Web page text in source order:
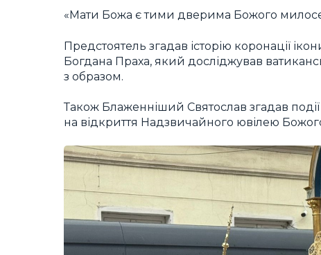
«Мати Божа є тими дверима Божого
Предстоятель згадав історію коронації
Богдана Праха, який досліджував
з образом.
Також Блаженніший Святослав згадав
на відкриття Надзвичайного ювілею